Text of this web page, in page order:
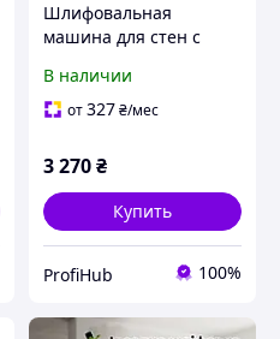
Шлифовальная
машина для стен с
EX950EL, Шлифмашина
для стен Прокрафт,
шлифовки
В наличии
от327₴/мес
3 270₴
Купить
ProfiHub 100%